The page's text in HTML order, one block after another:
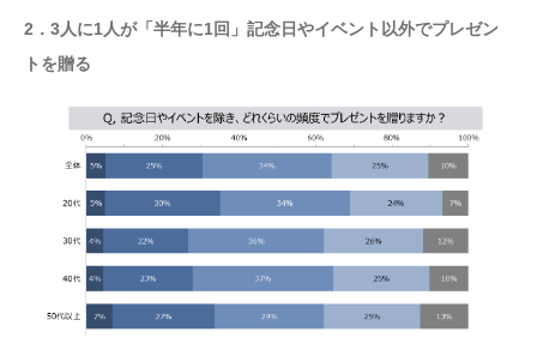
2．3人に1人が「半年に1回」記念日やイベント以外でプレゼン
トを贈る